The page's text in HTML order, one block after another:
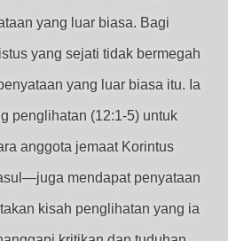
yang luar biasa. Bagi
yang sejati tidak bermegah
yang luar biasa itu. Ia
penglihatan (12:1-5) untuk
anggota jemaat Korintus
mendapat penyataan
kisah penglihatan yang ia